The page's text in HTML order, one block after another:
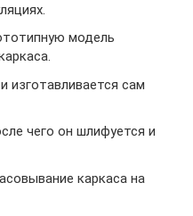
модель
изготавливается сам
чего он шлифуется и
каркаса на